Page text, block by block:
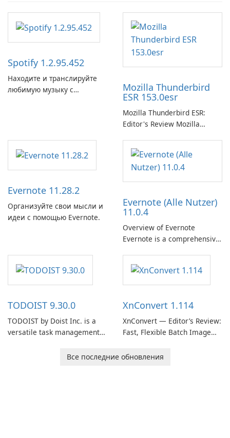
Spotify 1.2.95.452
Находите и транслируйте
любимую музыку с
Mozilla Thunderbird
ESR 153.0esr
Mozilla Thunderbird ESR:
Editor's Review Mozilla
Support Release) is the long-
term support channel of the
Thunderbird desktop email
client designed for
need predictable …
Evernote 11.28.2
Организуйте свои мысли и
идеи с помощью Evernote.
Evernote (Alle Nutzer)
11.0.4
Overview of Evernote
Evernote is a comprehensive
users capture, organize, and
access information across
TODOIST 9.30.0
TODOIST by Doist Inc. is a
versatile task management
individuals and teams
XnConvert 1.114
XnConvert — Editor’s Review:
Fast, Flexible Batch Image
macOS and Linux XnConvert
Все последние обновления